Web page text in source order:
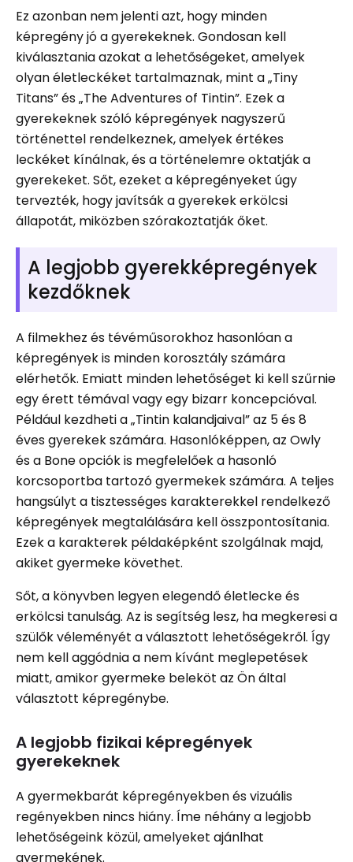
Ez azonban nem jelenti azt, hogy minden
képregény jó a gyerekeknek. Gondosan kell
kiválasztania azokat a lehetőségeket, amelyek
olyan életleckéket tartalmaznak, mint a „Tiny
Titans” és „The Adventures of Tintin”. Ezek a
gyerekeknek szóló képregények nagyszerű
történettel rendelkeznek, amelyek értékes
leckéket kínálnak, és a történelemre oktatják a
gyerekeket. Sőt, ezeket a képregényeket úgy
tervezték, hogy javítsák a gyerekek erkölcsi
állapotát, miközben szórakoztatják őket.
A legjobb gyerekképregények
kezdőknek
A filmekhez és tévéműsorokhoz hasonlóan a
képregények is minden korosztály számára
elérhetők. Emiatt minden lehetőséget ki kell szűrnie
egy érett témával vagy egy bizarr koncepcióval.
Például kezdheti a „Tintin kalandjaival” az 5 és 8
éves gyerekek számára. Hasonlóképpen, az Owly
és a Bone opciók is megfelelőek a hasonló
korcsoportba tartozó gyermekek számára. A teljes
hangsúlyt a tisztességes karakterekkel rendelkező
képregények megtalálására kell összpontosítania.
Ezek a karakterek példaképként szolgálnak majd,
akiket gyermeke követhet.
Sőt, a könyvben legyen elegendő életlecke és
erkölcsi tanulság. Az is segítség lesz, ha megkeresi a
szülők véleményét a választott lehetőségekről. Így
nem kell aggódnia a nem kívánt meglepetések
miatt, amikor gyermeke beleköt az Ön által
választott képregénybe.
A legjobb fizikai képregények
gyerekeknek
A gyermekbarát képregényekben és vizuális
regényekben nincs hiány. Íme néhány a legjobb
lehetőségeink közül, amelyeket ajánlhat
gyermekének.